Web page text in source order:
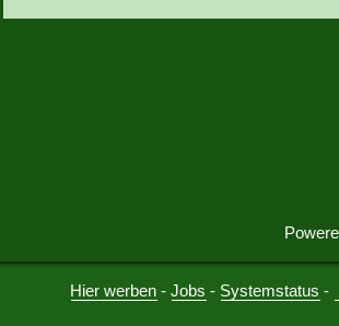
Hier werben -Jobs - Systemstatus -